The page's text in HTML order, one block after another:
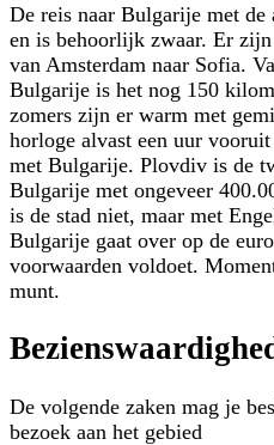
De reis naar Bulgarije met
en is behoorlijk zwaar. Er
van Amsterdam naar Sofia.
Bulgarije is het nog 150
zomers zijn er warm met
horloge alvast een uur
met Bulgarije. Plovdiv is de
Bulgarije met ongeveer
is de stad niet, maar met
Bulgarije gaat over op de
voorwaarden voldoet.
munt.
De volgende zaken mag je
bezoek aan het gebied